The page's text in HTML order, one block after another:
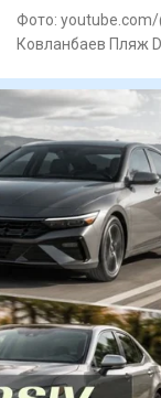
Фото: youtube.com/
Ковланбаев Пляж